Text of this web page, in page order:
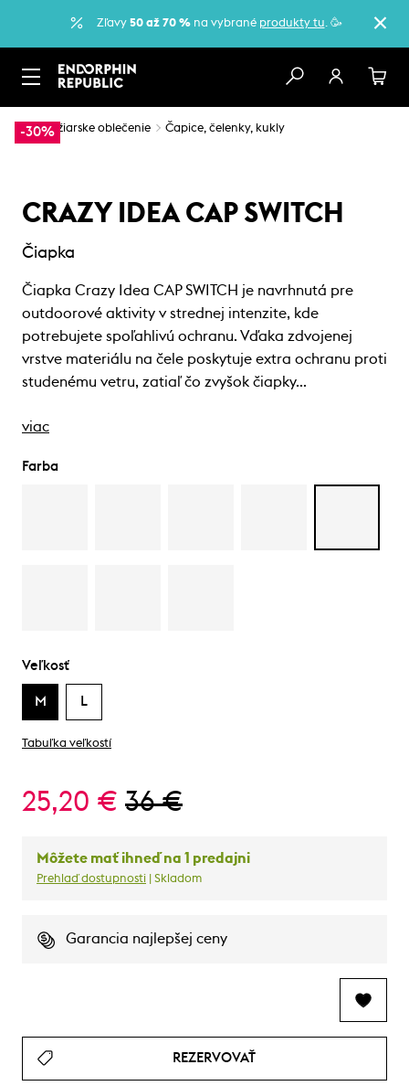
Zľavy 50 až 70 %na vybrané produkty tu. 🥳
-30%
… Lyžiarske oblečenie Čapice, čelenky, kukly
CRAZY IDEA CAP SWITCH
Čiapka
Čiapka Crazy Idea CAP SWITCH je navrhnutá pre
outdoorové aktivity v strednej intenzite, kde
potrebujete spoľahlivú ochranu. Vďaka zdvojenej
vrstve materiálu na čele poskytuje extra ochranu proti
studenému vetru, zatiaľ čo zvyšok čiapky…
viac
Farba
Veľkosť
M L
Tabuľka veľkostí
25,20 € 36 €
Môžete mať ihneď na 1 predajni
Prehlaď dostupnosti | Skladom
Garancia najlepšej ceny
REZERVOVAŤ